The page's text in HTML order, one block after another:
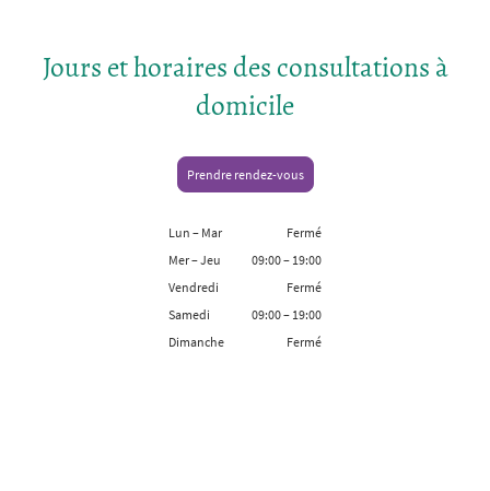
Jours et horaires des consultations à
domicile
Prendre rendez-vous
Lun – Mar
Fermé
Mer–Jeu 09:00– 19:00
Vendredi
Fermé
Samedi
09:00– 19:00
Dimanche
Fermé